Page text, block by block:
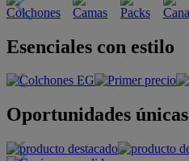
Esenciales con estilo
Oportunidades únicas